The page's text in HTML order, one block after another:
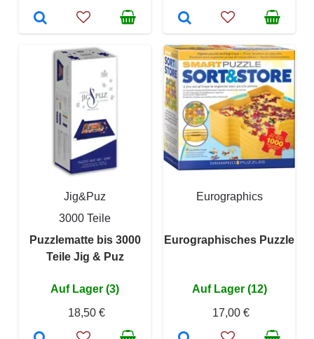
Jig&Puz
3000 Teile
Puzzlematte bis 3000
Teile Jig & Puz
Auf Lager (3)
18,50 €
Eurographics
Eurographisches Puzzle
Auf Lager (12)
17,00 €